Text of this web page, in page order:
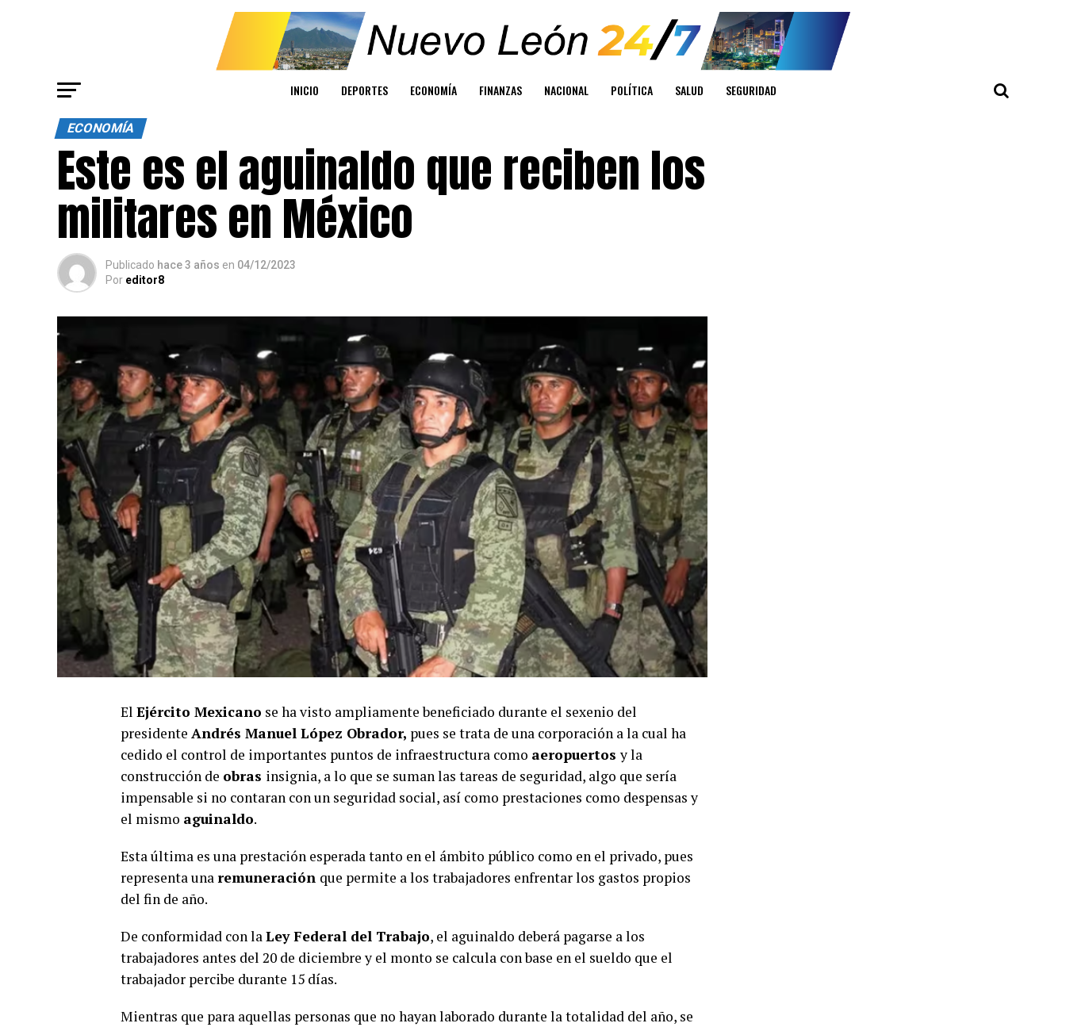
INICIO DEPORTES ECONOMÍA FINANZAS NACIONAL POLÍTICA SALUD SEGURIDAD
ECONOMÍA
Este es el aguinaldo que reciben los
militares en México
Publicado hace 3 años en 04/12/2023
Por editor8
El Ejército Mexicano se ha visto ampliamente beneficiado durante el sexenio del
presidente Andrés Manuel López Obrador, pues se trata de una corporación a la cual ha
cedido el control de importantes puntos de infraestructura como aeropuertosy la
construcción de obras insignia, a lo que se suman las tareas de seguridad, algo que sería
impensable si no contaran con un seguridad social, así como prestaciones como despensas y
el mismo aguinaldo.
Esta última es una prestación esperada tanto en el ámbito público como en el privado, pues
representa unaremuneración que permite a los trabajadores enfrentar los gastos propios
del fin de año.
De conformidad con laLey Federal del Trabajo, el aguinaldo deberá pagarse a los
trabajadores antes del 20 de diciembre y el monto se calcula con base en el sueldo que el
trabajador percibe durante 15 días.
Mientras que para aquellas personas que no hayan laborado durante la totalidad del año, se